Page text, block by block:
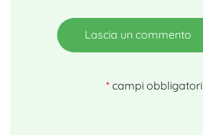
Lascia un commento
* campi obbligatori